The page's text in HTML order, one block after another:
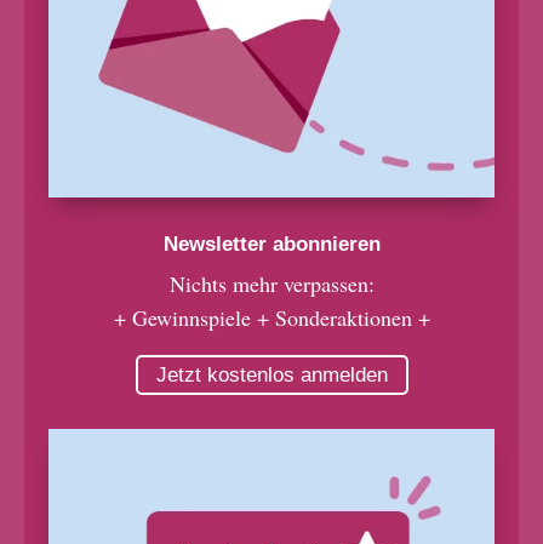
Newsletter abonnieren
Nichts mehr verpassen:
+ Gewinnspiele + Sonderaktionen +
Jetzt kostenlos anmelden